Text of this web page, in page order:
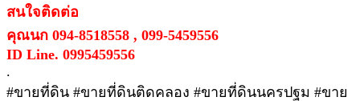
สนใจติดต่อ
คุณนก 094-8518558 , 099-5459556
ID Line. 0995459556
.
#ขายที่ดิน #ขายที่ดินติดคลอง #ขายที่ดินนครปฐม #ขาย